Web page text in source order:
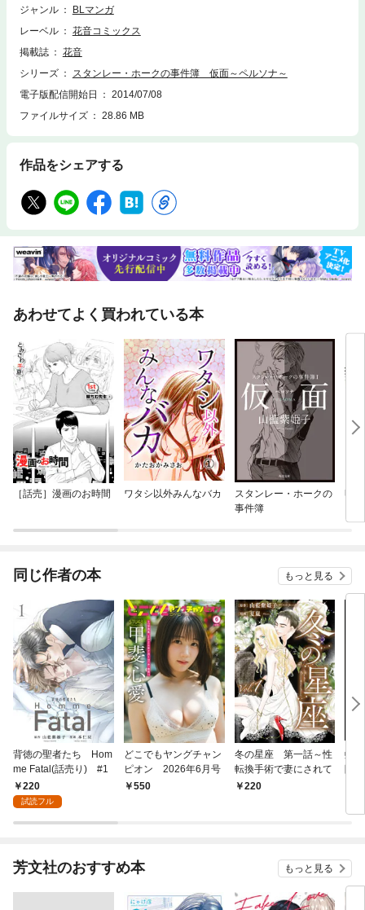
ジャンル
BLマンガ
レーベル
花音コミックス
掲載誌
花音
シリーズ
スタンレー・ホークの事件簿 仮面～ペルソナ～
電子版配信開始日
2014/07/08
ファイルサイズ
28.86 MB
作品をシェアする
あわせてよく買われている本
［話売］漫画のお時間 ワタシ以外みんなバカ
スタンレー・ホークの
事件簿
明
同じ作者の本 もっと見る
背徳の聖者たち Hom
me Fatal(話売り) #1
220
試読フル
どこでもヤングチャン
ピオン 2026年6月号
550
冬の星座 第一話～性
転換手術で妻にされて
220
虹
芳文社のおすすめ本 もっと見る